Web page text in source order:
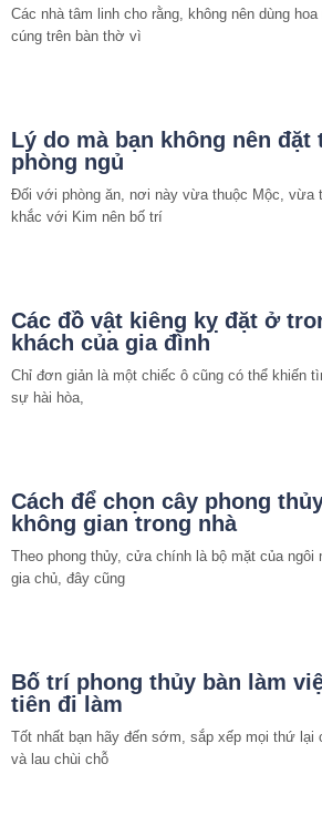
Các nhà tâm linh cho rằng, không nên dùng
cúng trên bàn thờ vì
Lý do mà bạn không nên đặt
phòng ngủ
Đối với phòng ăn, nơi này vừa thuộc Mộc, vừa
khắc với Kim nên bố trí
Các đồ vật kiêng kỵ đặt ở
khách của gia đình
Chỉ đơn giản là một chiếc ô cũng có thể khiến
sự hài hòa,
Cách để chọn cây phong
không gian trong nhà
Theo phong thủy, cửa chính là bộ mặt của ngôi
gia chủ, đây cũng
Bố trí phong thủy bàn làm
tiên đi làm
Tốt nhất bạn hãy đến sớm, sắp xếp mọi thứ lại
và lau chùi chỗ